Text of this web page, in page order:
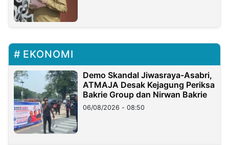
EKONOMI
Demo Skandal Jiwasraya-Asabri,
ATMAJA Desak Kejagung Periksa
Bakrie Group dan Nirwan Bakrie
06/08/2026 - 08:50